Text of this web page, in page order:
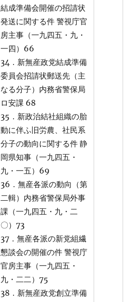
結成準備会開催の招請状
発送に関する件 警視庁官
房主事（一九四五・九・
一四）66
34．新無産政党結成準備
委員会招請状郵送先（主
なる分子）内務省警保局
ロ安課 68
35．新政治結社組織の胎
動に伴ふ旧労農、社民系
分子の動向に関する件 静
岡県知事（一九四五・
九・一五）69
36．無産各派の動向（第
二輯）内務省警保局外事
課（一九四五・九・二
〇）73
37．無産各派の新党組繊
懇談会の開催の件 警視庁
官房主事（一九四五・
九・二二）75
38．新無産政党創立準備